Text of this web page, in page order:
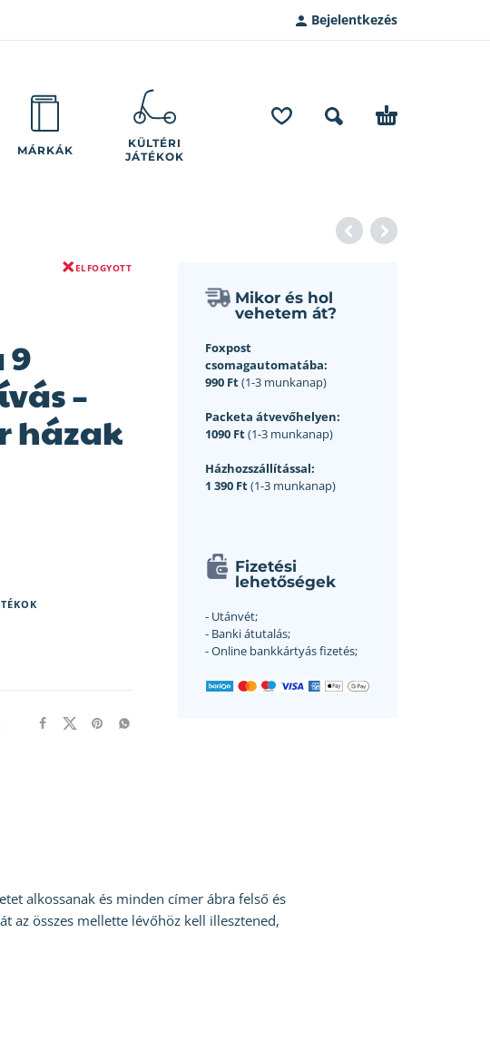
Bejelentkezés
MÁRKÁK
KÜLTÉRI
JÁTÉKOK
ELFOGYOTT
9
–
házak
Mikor és hol
vehetem át?
Foxpost
csomagautomatába:
990 Ft(1-3 munkanap)
Packeta átvevőhelyen:
1090 Ft(1-3 munkanap)
Házhozszállítással:
1 390 Ft(1-3 munkanap)
Fizetési
lehetőségek
- Utánvét;
- Banki átutalás;
- Online bankkártyás fizetés;
alkossanak és minden címer ábra felső és
az összes mellette lévőhöz kell illesztened,